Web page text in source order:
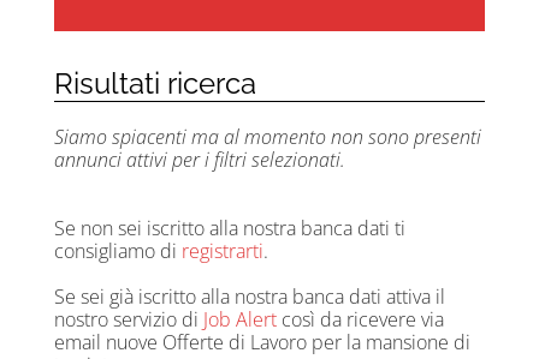
Risultati ricerca
Siamo spiacenti ma al momento non sono presenti
annunci attivi per i filtri selezionati.
Se non sei iscritto alla nostra banca dati ti
consigliamo di registrarti.
Se sei già iscritto alla nostra banca dati attiva il
nostro servizio di Job Alertcosì da ricevere via
email nuove Offerte di Lavoro per la mansione di